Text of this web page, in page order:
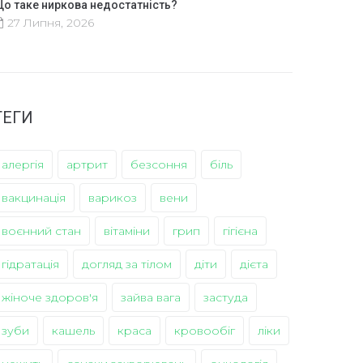
таке ниркова недостатність?
27 Липня, 2026
алергія артрит безсоння біль
вакцинація варикоз вени
воєнний стан вітаміни грип гігієна
гідратація догляд за тілом діти дієта
жіноче здоров'я зайва вага застуда
зуби кашель краса кровообіг ліки